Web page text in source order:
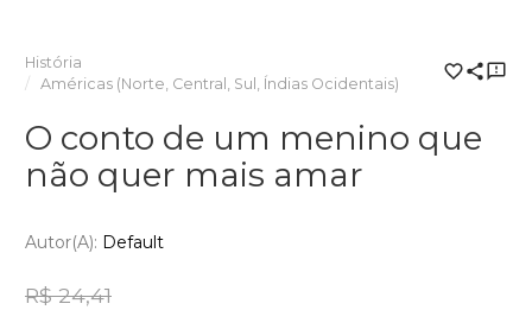
História
Américas (Norte, Central, Sul, Índias Ocidentais)
O conto de um menino que
não quer mais amar
Autor(a): Default
R$ 24,41